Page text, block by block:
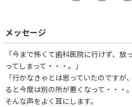
メッセージ
「今まで怖くて歯科医院に行けず、放
ってしまって・・・。」
「行かなきゃとは思っていたのです
ると今度は別の所が悪くなって・・・。
そんな声をよく耳にします。